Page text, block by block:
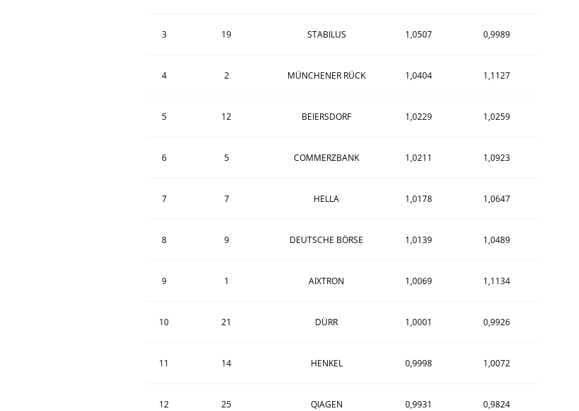
3 19 STABILUS 1,0507 0,9989
4 2 MÜNCHENER RÜCK 1,0404 1,1127
5 12 BEIERSDORF 1,0229 1,0259
6 5 COMMERZBANK 1,0211 1,0923
7 7 HELLA 1,0178 1,0647
8 9 DEUTSCHE BÖRSE 1,0139 1,0489
9 1 AIXTRON 1,0069 1,1134
10 21 DÜRR 1,0001 0,9926
11 14 HENKEL 0,9998 1,0072
12 25 QIAGEN 0,9931 0,9824